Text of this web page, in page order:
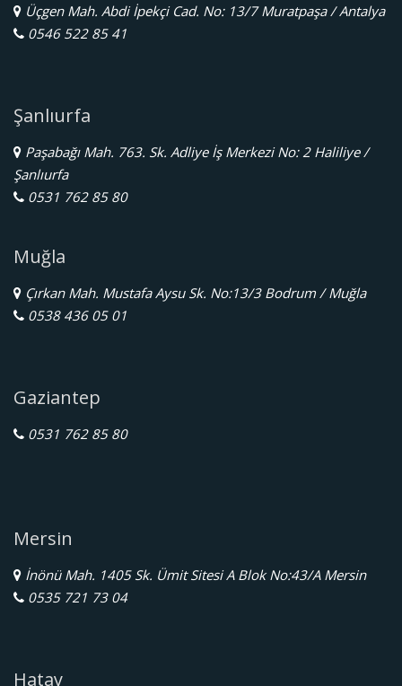
Üçgen Mah. Abdi İpekçi Cad. No: 13/7 Muratpaşa / Antalya
0546 522 85 41
Şanlıurfa
Paşabağı Mah. 763. Sk. Adliye İş Merkezi No: 2 Haliliye /
Şanlıurfa
0531 762 85 80
Muğla
Çırkan Mah. Mustafa Aysu Sk. No:13/3 Bodrum / Muğla
0538 436 05 01
Gaziantep
0531 762 85 80
Mersin
İnönü Mah. 1405 Sk. Ümit Sitesi A Blok No:43/A Mersin
0535 721 73 04
Hatay